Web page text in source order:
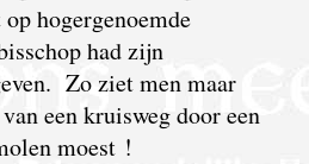
hogergenoemde
had zijn
Zo ziet men maar
een kruisweg door een
moest !